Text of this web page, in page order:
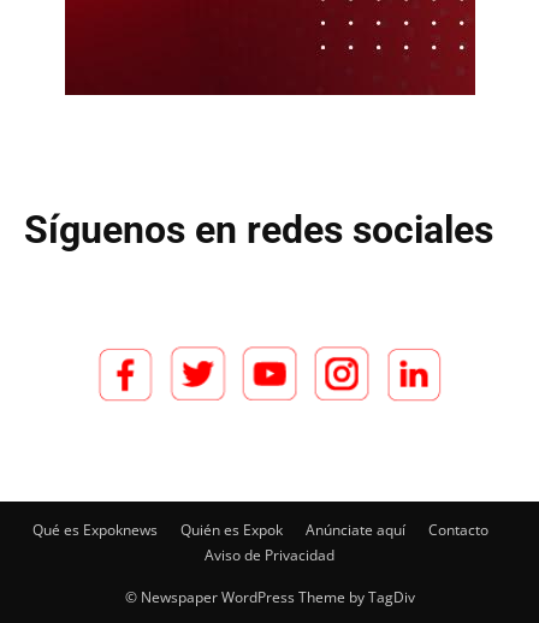
Síguenos en redes sociales
Qué es Expoknews Quién es Expok Anúnciate aquí
Contacto
Aviso de Privacidad
© Newspaper WordPress Theme by TagDiv